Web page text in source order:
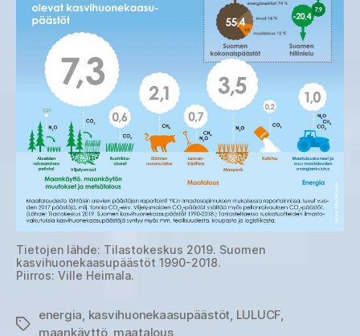
Tietojen lähde: Tilastokeskus 2019. Suomen
kasvihuonekaasupäästöt 1990-2018.
Piirros: Ville Heimala.
Avainsanat
energia kasvihuonekaasupäästöt LULUCF
maankäyttö, maatalous